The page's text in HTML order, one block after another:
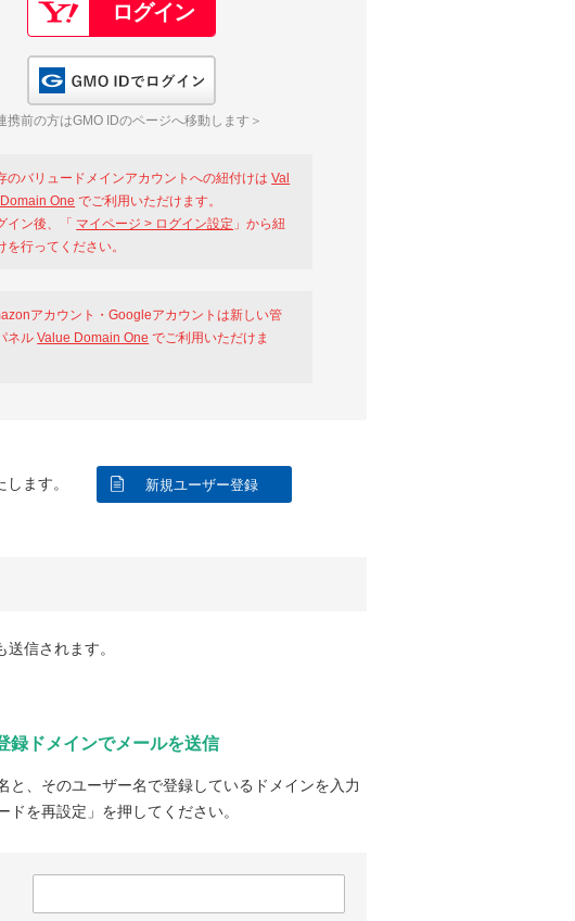
携前の方はGMO IDのページへ移動します＞
のバリュードメインアカウントへの紐付けはVal
One でご利用いただけます。
イン後、「 マイページ > ログイン設定 」から紐
を行ってください。
アカウント・Googleアカウントは新しい管
ネルValue Domain One でご利用いただけま
ます。 新規ユーザー登録
信されます。
録ドメインでメールを送信
と、そのユーザー名で登録しているドメインを入力
ドを再設定」を押してください。